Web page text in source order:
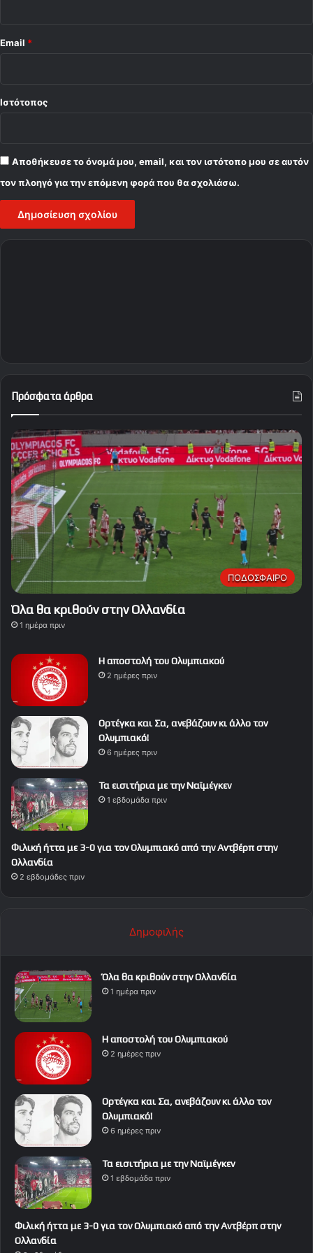
Email *
Ιστότοπος
Αποθήκευσε το όνομά μου, email, και τον ιστότοπο μου σε αυτόν
τον πλοηγό για την επόμενη φορά που θα σχολιάσω.
Πρόσφατα άρθρα
ΠΟΔΟΣΦΑΙΡΟ
Όλα θα κριθούν στην Ολλανδία
1 ημέρα πριν
Η αποστολή του Ολυμπιακού
2 ημέρες πριν
Ορτέγκα και Σα, ανεβάζουν κι άλλο τον
Ολυμπιακό!
6 ημέρες πριν
Τα εισιτήρια με την Ναϊμέγκεν
1 εβδομάδα πριν
Φιλική ήττα με 3-0 για τον Ολυμπιακό από την Αντβέρπ στην
Ολλανδία
2 εβδομάδες πριν
Δημοφιλής
Όλα θα κριθούν στην Ολλανδία
1 ημέρα πριν
Η αποστολή του Ολυμπιακού
2 ημέρες πριν
Ορτέγκα και Σα, ανεβάζουν κι άλλο τον
Ολυμπιακό!
6 ημέρες πριν
Τα εισιτήρια με την Ναϊμέγκεν
1 εβδομάδα πριν
Φιλική ήττα με 3-0 για τον Ολυμπιακό από την Αντβέρπ στην
Ολλανδία